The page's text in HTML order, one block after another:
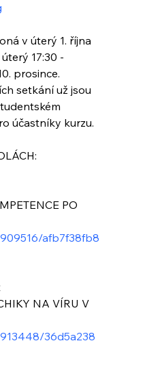
v úterý 1. října
17:30 -
prosince.
setkání už jsou
účastníky kurzu.
PO
afb7f38fb8
NA VÍRU V
36d5a238